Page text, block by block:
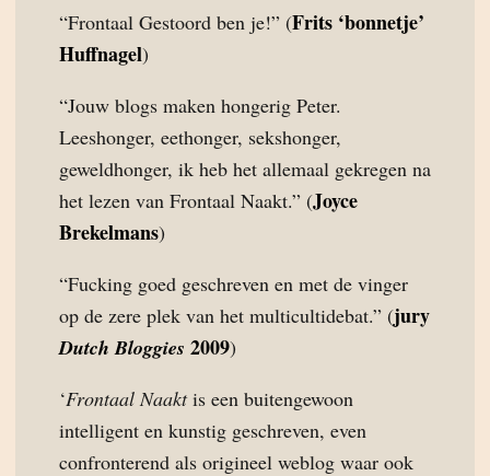
“Frontaal Gestoord ben je!” (Frits ‘bonnetje’
Huffnagel)
“Jouw blogs maken hongerig Peter.
Leeshonger, eethonger, sekshonger,
geweldhonger, ik heb het allemaal gekregen na
het lezen van Frontaal Naakt.” (Joyce
Brekelmans)
“Fucking goed geschreven en met de vinger
op de zere plek van het multicultidebat.” (jury
Dutch Bloggies 2009)
‘Frontaal Naaktis een buitengewoon
intelligent en kunstig geschreven, even
confronterend als origineel weblog waar ook